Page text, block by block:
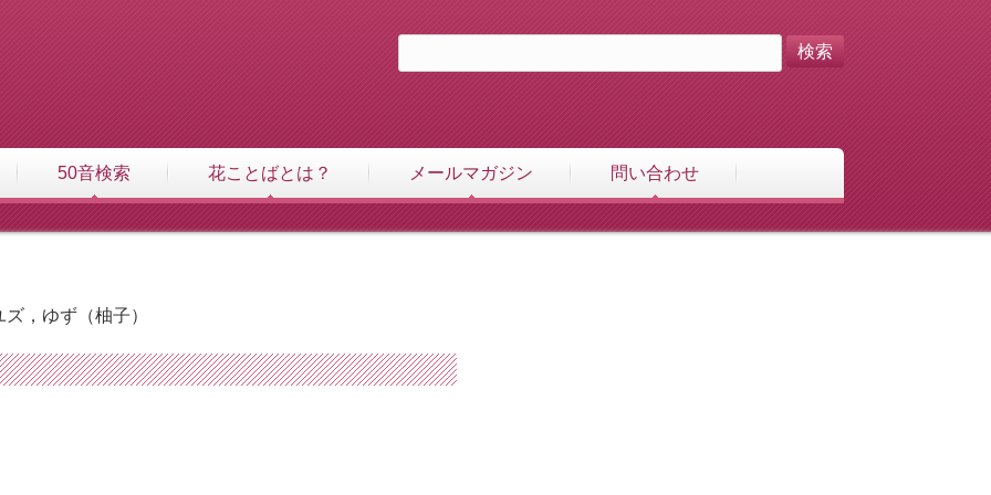
50音検索 花ことばとは？ メールマガジン 問い合わせ
，ゆず（柚子）